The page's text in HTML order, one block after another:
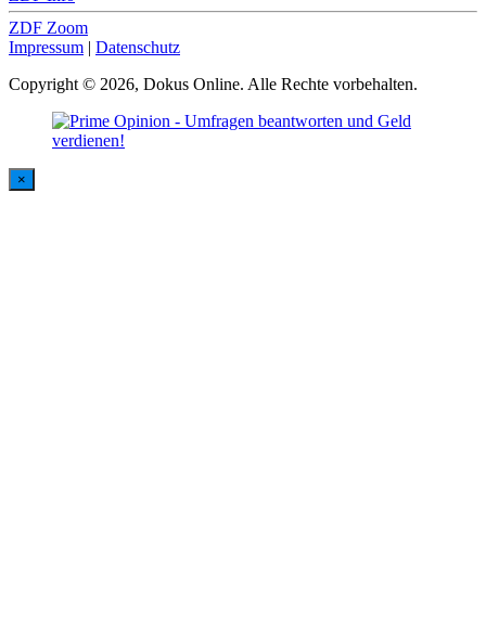
ZDF Zoom
Impressum | Datenschutz
Copyright © 2026, Dokus Online. Alle Rechte vorbehalten.
×